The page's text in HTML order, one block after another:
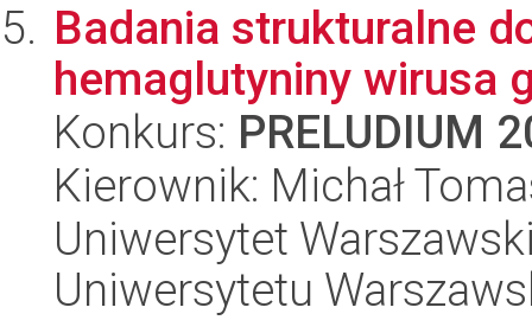
Badania strukturalne
hemaglutyniny wirusa
Konkurs: PRELUDIUM
Kierownik: Michał
Uniwersytet
Uniwersytetu